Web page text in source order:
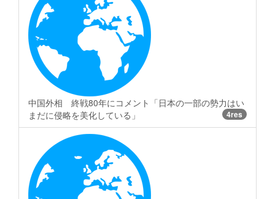
中国外相 終戦80年にコメント「日本の一部の勢力はい
まだに侵略を美化している」
4res